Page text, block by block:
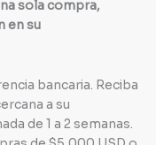
sola compra,
en su
bancaria. Reciba
a su
de 1 a 2 semanas.